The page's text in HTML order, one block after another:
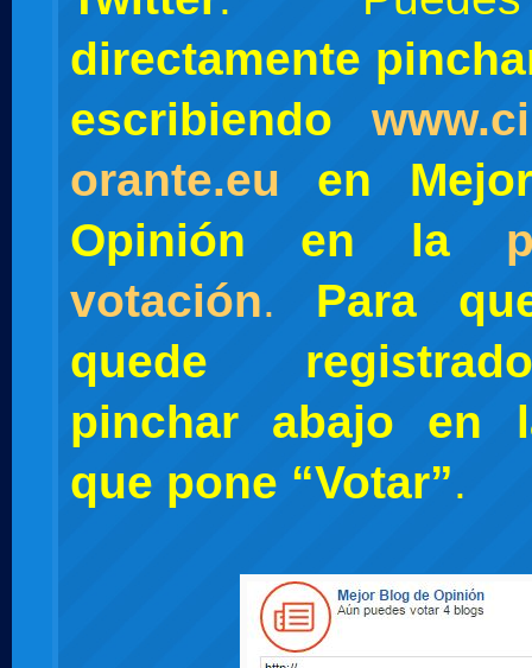
directamente
escribiendo
orante.eu en
Opinión en la
votación.
Para
quede
pinchar abajo en
que pone “Votar”.